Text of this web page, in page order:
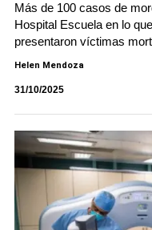
Más de 100 casos de
Hospital Escuela en lo
presentaron víctimas
Helen Mendoza
31/10/2025